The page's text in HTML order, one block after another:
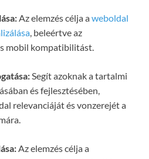
Az elemzés célja aweboldal
, beleértve az
mobil kompatibilitást.
Segít azoknak a tartalmi
és fejlesztésében,
relevanciáját és vonzerejét a
Az elemzés célja a